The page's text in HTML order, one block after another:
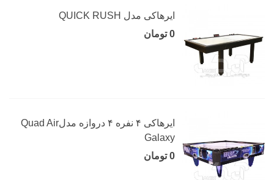
ایرهاکی مدل QUICK RUSH
0 تومان
ایرهاکی ۴ نفره ۴ دروازه مدلQuad Air
Galaxy
0 تومان